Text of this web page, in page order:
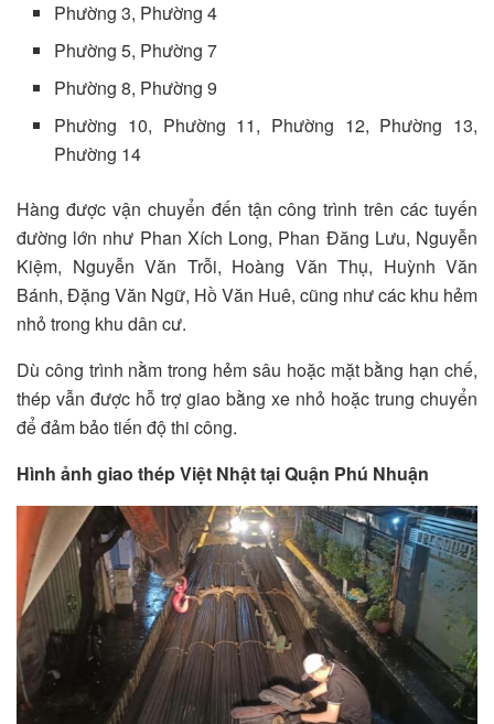
Phường 3, Phường 4
Phường 5, Phường 7
Phường 8, Phường 9
Phường 10, Phường 11, Phường 12, Phường 13,
Phường 14
Hàng được vận chuyển đến tận công trình trên các tuyến
đường lớn như Phan Xích Long, Phan Đăng Lưu, Nguyễn
Kiệm, Nguyễn Văn Trỗi, Hoàng Văn Thụ, Huỳnh Văn
Bánh, Đặng Văn Ngữ, Hồ Văn Huê, cũng như các khu hẻm
nhỏ trong khu dân cư.
Dù công trình nằm trong hẻm sâu hoặc mặt bằng hạn chế,
thép vẫn được hỗ trợ giao bằng xe nhỏ hoặc trung chuyển
để đảm bảo tiến độ thi công.
Hình ảnh giao thép Việt Nhật tại Quận Phú Nhuận